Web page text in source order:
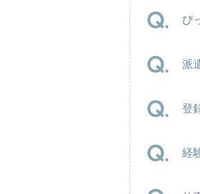
ぴ
派
登
経